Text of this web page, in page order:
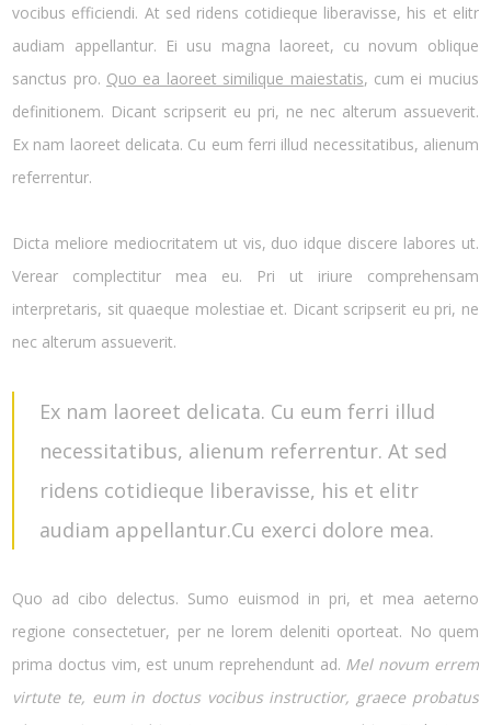
vocibus efficiendi. At sed ridens cotidieque liberavisse, his et elitr
audiam appellantur. Ei usu magna laoreet, cu novum oblique
sanctus pro. Quo ea laoreet similique maiestatis, cum ei mucius
definitionem. Dicant scripserit eu pri, ne nec alterum assueverit.
Ex nam laoreet delicata. Cu eum ferri illud necessitatibus, alienum
referrentur.
Dicta meliore mediocritatem ut vis, duo idque discere labores ut.
Verear complectitur mea eu. Pri ut iriure comprehensam
interpretaris, sit quaeque molestiae et. Dicant scripserit eu pri, ne
nec alterum assueverit.
Ex nam laoreet delicata. Cu eum ferri illud
necessitatibus, alienum referrentur. At sed
ridens cotidieque liberavisse, his et elitr
audiam appellantur.Cu exerci dolore mea.
Quo ad cibo delectus. Sumo euismod in pri, et mea aeterno
regione consectetuer, per ne lorem deleniti oporteat. No quem
prima doctus vim, est unum reprehendunt ad. Mel novum errem
virtute te, eum in doctus vocibus instructior, graece probatus